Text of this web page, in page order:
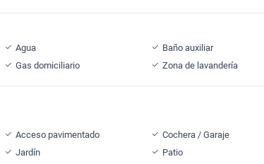
Agua Baño auxiliar
Gas domiciliario
Zona de lavandería
Acceso pavimentado Cochera / Garaje
Jardín
Patio